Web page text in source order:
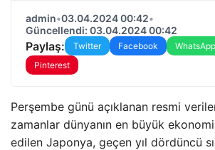
admin•03.04.2024 00:42•
Güncellendi: 03.04.2024 00:42
Paylaş: Twitter Facebook WhatsApp
Pinterest
Perşembe günü açıklanan resmi
zamanlar dünyanın en büyük
edilen Japonya, geçen yıl dördüncü